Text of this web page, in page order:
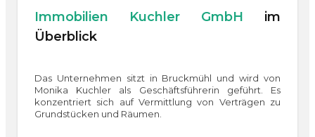
Immobilien Kuchler GmbH im
Überblick
Das Unternehmen sitzt in Bruckmühl und wird von
Monika Kuchler als Geschäftsführerin geführt. Es
konzentriert sich auf Vermittlung von Verträgen zu
Grundstücken und Räumen.